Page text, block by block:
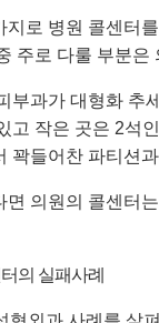
지로 병원 콜센터
주로 다룰 부분은
부과가 대형화 추
고 작은 곳은 2석
꽉들어찬 파티션
면 의원의 콜센터
의 실패사례